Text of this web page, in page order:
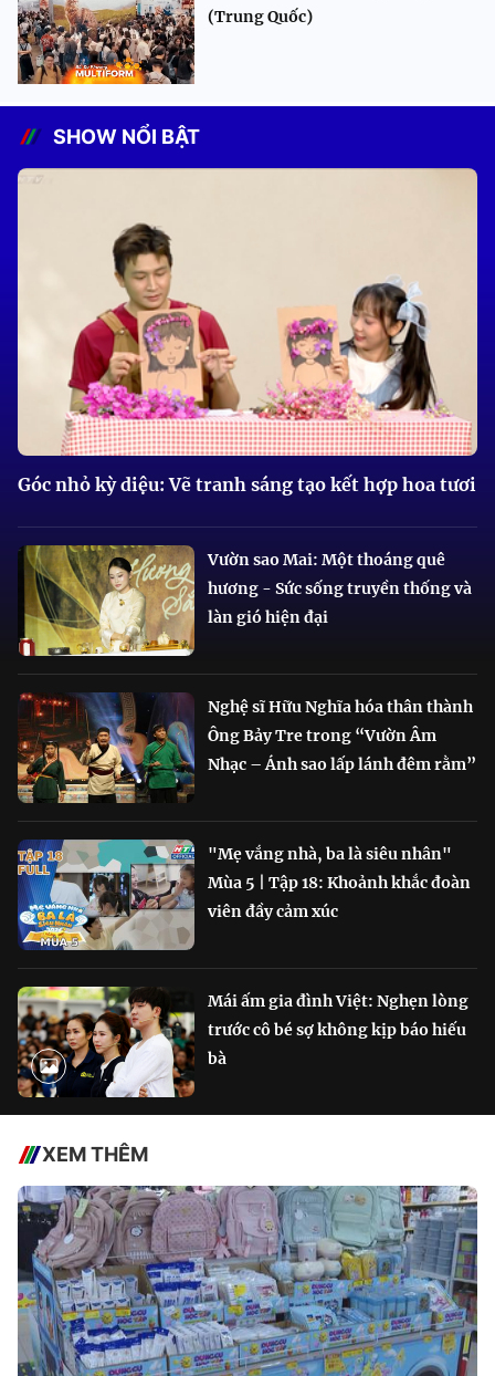
(Trung Quốc)
SHOW NỔI BẬT
Góc nhỏ kỳ diệu: Vẽ tranh sáng tạo kết hợp hoa tươi
Vườn sao Mai: Một thoáng quê
hương - Sức sống truyền thống và
làn gió hiện đại
Nghệ sĩ Hữu Nghĩa hóa thân thành
Ông Bảy Tre trong “Vườn Âm
Nhạc – Ánh sao lấp lánh đêm rằm”
"Mẹ vắng nhà, ba là siêu nhân"
Mùa 5 | Tập 18: Khoảnh khắc đoàn
viên đầy cảm xúc
Mái ấm gia đình Việt: Nghẹn lòng
trước cô bé sợ không kịp báo hiếu
bà
XEM THÊM